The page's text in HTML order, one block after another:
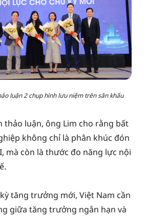
luận 2 chụp hình lưu niệm trên sân khấu
thảo luận, ông Lim cho rằng bất
không chỉ là phân khúc đón
mà còn là thước đo năng lực nội
tăng trưởng mới, Việt Nam cần
giữa tăng trưởng ngắn hạn và